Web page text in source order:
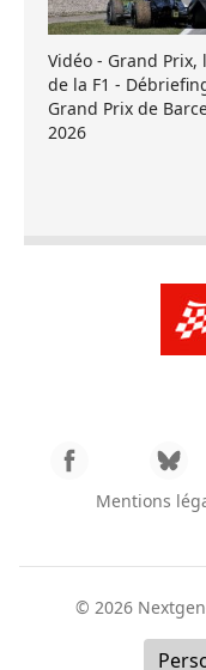
Vidéo - Grand Prix,
de la F1 -
Grand Prix de
2026
Mentions
© 2026